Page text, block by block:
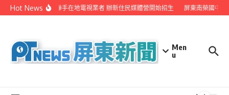
Skip to content
Hot News屏縣府聯手在地電視業者 辦新住民媒體營開始招生 屏東南榮國中赴
Men
u